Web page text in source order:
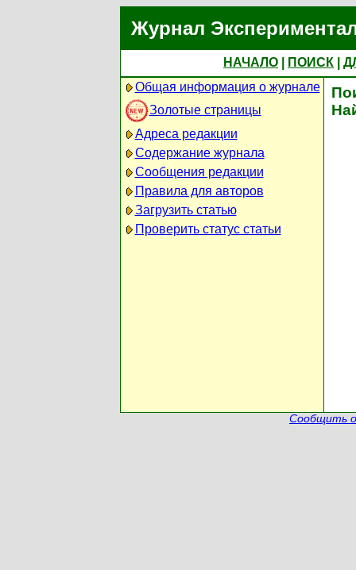
Журнал
НАЧАЛО ПОИСК
Общая информация о журнале
Золотые страницы
Адреса редакции
Содержание журнала
Сообщения редакции
Правила для авторов
Загрузить статью
Проверить статус статьи
Сообщить о